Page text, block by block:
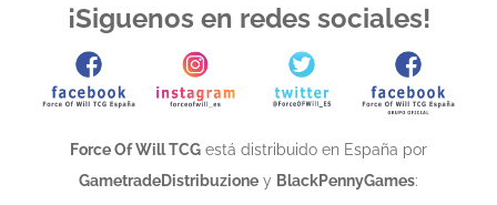
¡Siguenos en redes sociales!
Force Of Will TCG está distribuido en España por
GametradeDistribuzione y BlackPennyGames: